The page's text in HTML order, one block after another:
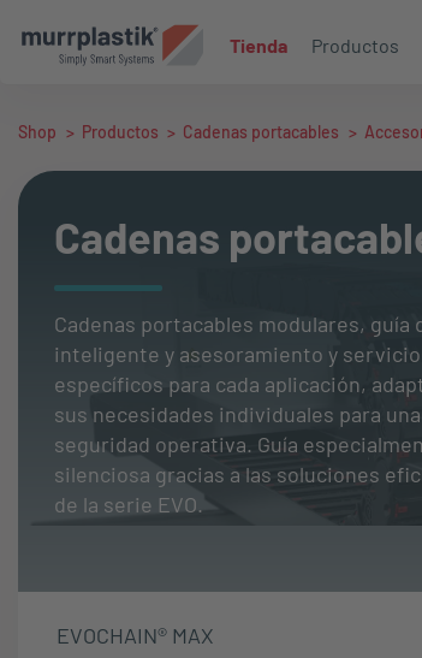
Tienda Productos
Shop > Productos > Cadenas portacables >
Cadenas
Cadenas portacables modulares, guía
inteligente y asesoramiento y servicio
específicos para cada aplicación,
sus necesidades individuales para
seguridad operativa. Guía
silenciosa gracias a las soluciones
de la serie EVO.
EVOCHAIN® MAX